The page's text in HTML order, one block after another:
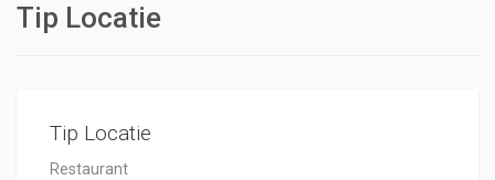
Tip Locatie
Tip Locatie
Restaurant